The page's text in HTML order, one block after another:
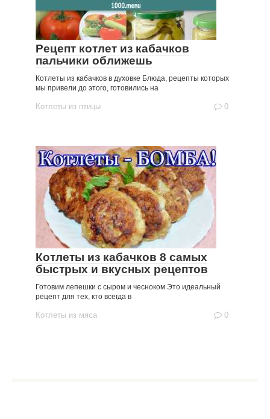
Рецепт котлет из кабачков
пальчики оближешь
Котлеты из кабачков в духовке Блюда, рецепты которых
мы привели до этого, готовились на
Котлеты из птицы 0
Котлеты из кабачков 8 самых
быстрых и вкусных рецептов
Готовим лепешки с сыром и чесноком Это идеальный
рецепт для тех, кто всегда в
Котлеты из мяса 0